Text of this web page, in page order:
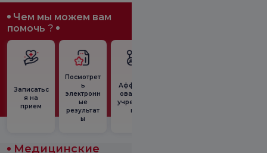
Чем мы можем вам
помочь ?
Записатьс
я на
прием
Посмотрет
ь
электронн
ые
результат
ы
Аффилир
ованные
учрежден
ия
Медицинские